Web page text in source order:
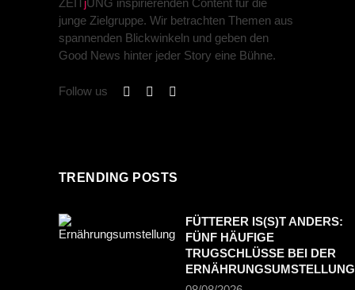
ZEITjUNG inspirierenden Content für die
junge Zielgruppe. Wir betrachten Themen aus
spannenden Blickwinkeln und geben den
Good News hinter jeder Story eine Bühne.
Follow us
TRENDING POSTS
FÜTTERER IS(S)T ANDERS:
FÜNF HÄUFIGE
TRUGSCHLÜSSE BEI DER
ERNÄHRUNGSUMSTELLUNG